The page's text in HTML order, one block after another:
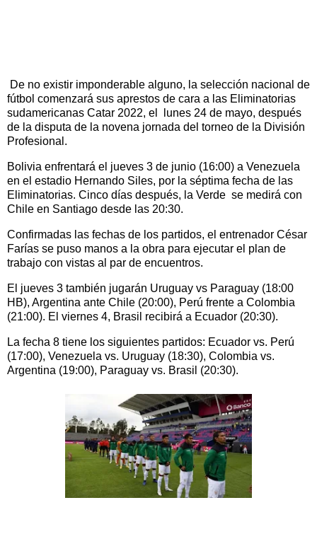
De no existir imponderable alguno, la selección nacional de
fútbol comenzará sus aprestos de cara a las Eliminatorias
sudamericanas Catar 2022, el lunes 24 de mayo, después
de la disputa de la novena jornada del torneo de la División
Profesional.
Bolivia enfrentará el jueves 3 de junio (16:00) a Venezuela
en el estadio Hernando Siles, por la séptima fecha de las
Eliminatorias. Cinco días después, la Verde se medirá con
Chile en Santiago desde las 20:30.
Confirmadas las fechas de los partidos, el entrenador César
Farías se puso manos a la obra para ejecutar el plan de
trabajo con vistas al par de encuentros.
El jueves 3 también jugarán Uruguay vs Paraguay (18:00
HB), Argentina ante Chile (20:00), Perú frente a Colombia
(21:00). El viernes 4, Brasil recibirá a Ecuador (20:30).
La fecha 8 tiene los siguientes partidos: Ecuador vs. Perú
(17:00), Venezuela vs. Uruguay (18:30), Colombia vs.
Argentina (19:00), Paraguay vs. Brasil (20:30).